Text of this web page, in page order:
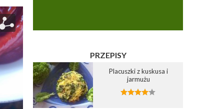
PRZEPISY
Placuszki z kuskusa i
jarmużu